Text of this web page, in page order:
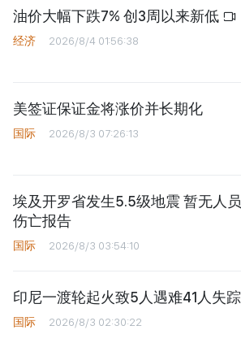
油价大幅下跌7% 创3周以来新低
经济 2026/8/4 01:56:38
美签证保证金将涨价并长期化
国际 2026/8/3 07:26:13
埃及开罗省发生5.5级地震 暂无人员
伤亡报告
国际 2026/8/3 03:54:10
印尼一渡轮起火致5人遇难41人失踪
国际 2026/8/3 02:30:22